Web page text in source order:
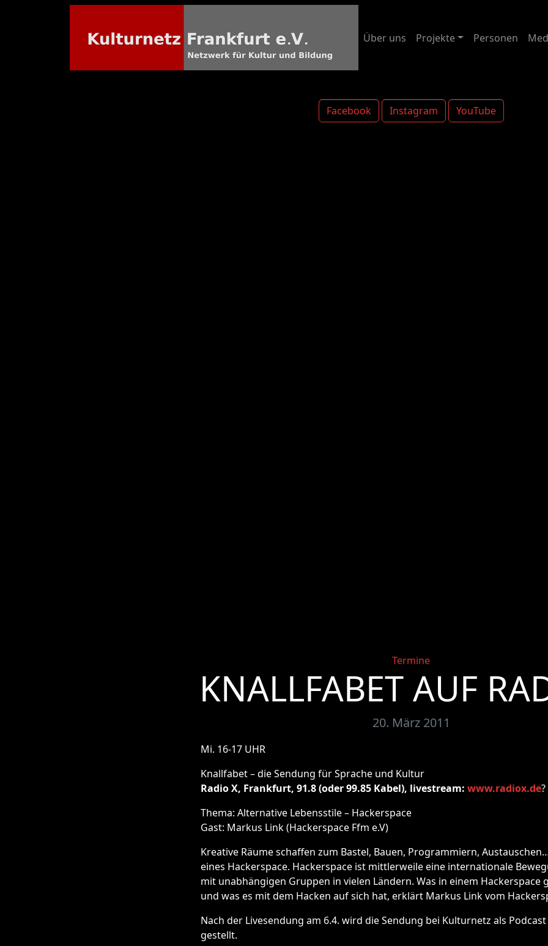
Facebook Instagram YouTube
Über uns Projekte Personen
Categories
Termine
KNALLFABET AUF
20. März 2011
Mi. 16-17 UHR
Knallfabet – die Sendung für Sprache und Kultur
Radio X, Frankfurt, 91.8 (oder 99.85 Kabel), livestream: www.radiox.de?
Thema: Alternative Lebensstile – Hackerspace
Gast: Markus Link (Hackerspace Ffm e.V)
Kreative Räume schaffen zum Bastel, Bauen, Programmiern,
eines Hackerspace. Hackerspace ist mittlerweile eine internationale
mit unabhängigen Gruppen in vielen Ländern. Was in einem Hackerspace
und was es mit dem Hacken auf sich hat, erklärt Markus Link vom
Nach der Livesendung am 6.4. wird die Sendung bei Kulturnetz als
gestellt.